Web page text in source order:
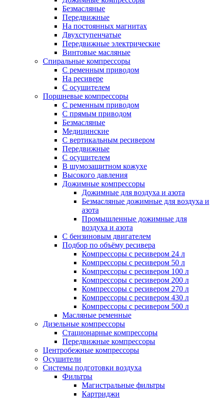
Безмасляные
Передвижные
На постоянных магнитах
Двухступенчатые
Передвижные электрические
Винтовые масляные
Спиральные компрессоры
С ременным приводом
На ресивере
С осушителем
Поршневые компрессоры
С ременным приводом
С прямым приводом
Безмасляные
Медицинские
С вертикальным ресивером
Передвижные
С осушителем
В шумозащитном кожухе
Высокого давления
Дожимные компрессоры
Дожимные для воздуха и азота
Безмасляные дожимные для воздуха и
азота
Промышленные дожимные для
воздуха и азота
С бензиновым двигателем
Подбор по объёму ресивера
Компрессоры с ресивером 24 л
Компрессоры с ресивером 50 л
Компрессоры с ресивером 100 л
Компрессоры с ресивером 200 л
Компрессоры с ресивером 270 л
Компрессоры с ресивером 430 л
Компрессоры с ресивером 500 л
Масляные ременные
Дизельные компрессоры
Стационарные компрессоры
Передвижные компрессоры
Центробежные компрессоры
Осушители
Системы подготовки воздуха
Фильтры
Магистральные фильтры
Картриджи